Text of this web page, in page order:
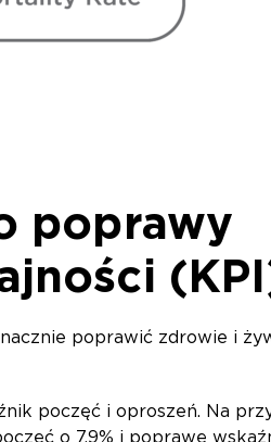
poprawy
poprawić zdrowie i
poczęć i oproszeń. Na
o 7,9% i poprawę